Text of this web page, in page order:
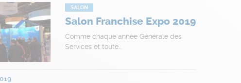
SALON
Salon Franchise Expo 2019
Comme chaque année Générale des
Services et toute…